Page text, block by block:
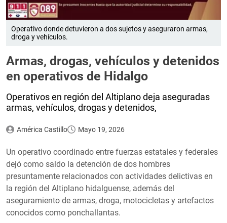
Operativo donde detuvieron a dos sujetos y aseguraron armas,
droga y vehículos.
Armas, drogas, vehículos y detenidos
en operativos de Hidalgo
Operativos en región del Altiplano deja aseguradas
armas, vehículos, drogas y detenidos,
América Castillo Mayo 19, 2026
Un operativo coordinado entre fuerzas estatales y federales
dejó como saldo la detención de dos hombres
presuntamente relacionados con actividades delictivas en
la región del Altiplano hidalguense, además del
aseguramiento de armas, droga, motocicletas y artefactos
conocidos como ponchallantas.